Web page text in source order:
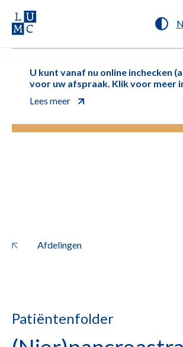
U kunt vanaf nu online inchecken
voor uw afspraak. Klik voor meer
Lees meer
Afdelingen
Patiëntenfolder